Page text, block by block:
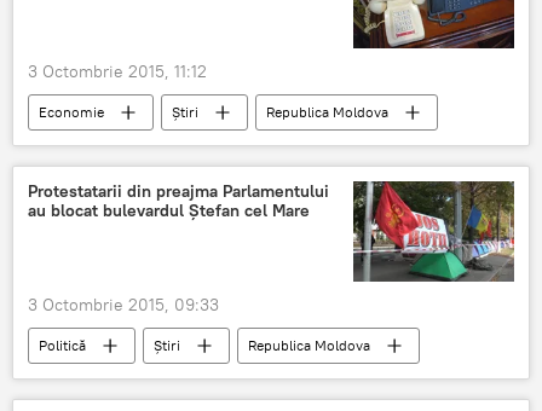
3 Octombrie 2015, 11:12
Economie Știri
Republica Moldova
Ion Sula
Agricultură
Apeluri
Informaţii
Protestatarii din preajma Parlamentului
au blocat bulevardul Ştefan cel Mare
3 Octombrie 2015, 09:33
Politică Știri
Republica Moldova
Chișinău
Igor Dodon
Renato Usatîi